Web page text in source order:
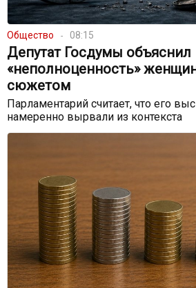
Общество 08:15
Депутат Госдумы объяснил
«неполноценность»
сюжетом
Парламентарий считает, что его
намеренно вырвали из контекста